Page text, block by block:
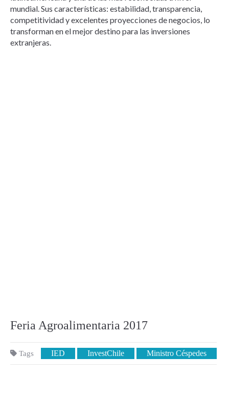
mundial. Sus características: estabilidad, transparencia,
competitividad y excelentes proyecciones de negocios, lo
transforman en el mejor destino para las inversiones
extranjeras.
Feria Agroalimentaria 2017
Tags IED InvestChile Ministro Céspedes